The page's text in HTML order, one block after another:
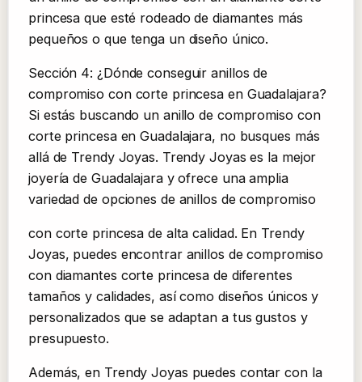
princesa que esté rodeado de diamantes más
pequeños o que tenga un diseño único.
Sección 4: ¿Dónde conseguir anillos de
compromiso con corte princesa en Guadalajara?
Si estás buscando un anillo de compromiso con
corte princesa en Guadalajara, no busques más
allá de Trendy Joyas. Trendy Joyas es la mejor
joyería de Guadalajara y ofrece una amplia
variedad de opciones de anillos de compromiso
con corte princesa de alta calidad. En Trendy
Joyas, puedes encontrar anillos de compromiso
con diamantes corte princesa de diferentes
tamaños y calidades, así como diseños únicos y
personalizados que se adaptan a tus gustos y
presupuesto.
Además, en Trendy Joyas puedes contar con la